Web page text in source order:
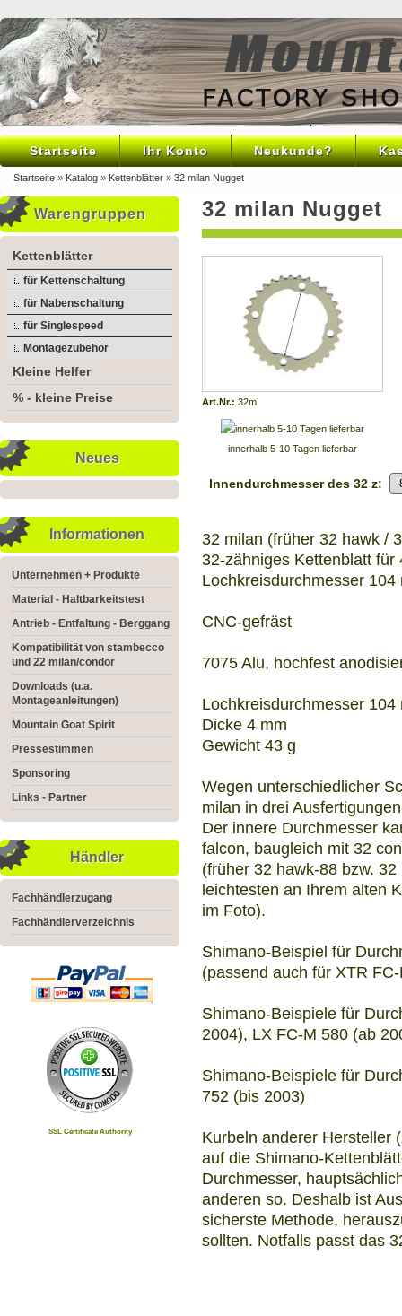
Startseite Ihr Konto Neukunde?
Startseite » Katalog » Kettenblätter » 32 milan Nugget
Warengruppen
Kettenblätter
für Kettenschaltung
für Nabenschaltung
für Singlespeed
Montagezubehör
Kleine Helfer
% - kleine Preise
Neues
Informationen
Unternehmen + Produkte
Material - Haltbarkeitstest
Antrieb - Entfaltung - Berggang
Kompatibilität von stambecco
und 22 milan/condor
Downloads (u.a.
Montageanleitungen)
Mountain Goat Spirit
Pressestimmen
Sponsoring
Links - Partner
Händler
Fachhändlerzugang
Fachhändlerverzeichnis
SSL Certificate Authority
32 milan Nugget
Art.Nr.: 32m
innerhalb 5-10 Tagen lieferbar
Innendurchmesser des 32 z:
32 milan (früher 32 hawk /
32-zähniges Kettenblatt für
Lochkreisdurchmesser 104
CNC-gefräst
7075 Alu, hochfest
Lochkreisdurchmesser 104
Dicke 4 mm
Gewicht 43 g
Wegen unterschiedlicher
milan in drei
Der innere Durchmesser
falcon, baugleich mit 32
(früher 32 hawk-88 bzw.
leichtesten an Ihrem alten
im Foto).
Shimano-Beispiel für
(passend auch für XTR
Shimano-Beispiele für
2004), LX FC-M 580 (ab
Shimano-Beispiele für
752 (bis 2003)
Kurbeln anderer Hersteller
auf die Shimano-
Durchmesser,
anderen so. Deshalb ist
sicherste Methode,
sollten. Notfalls passt das